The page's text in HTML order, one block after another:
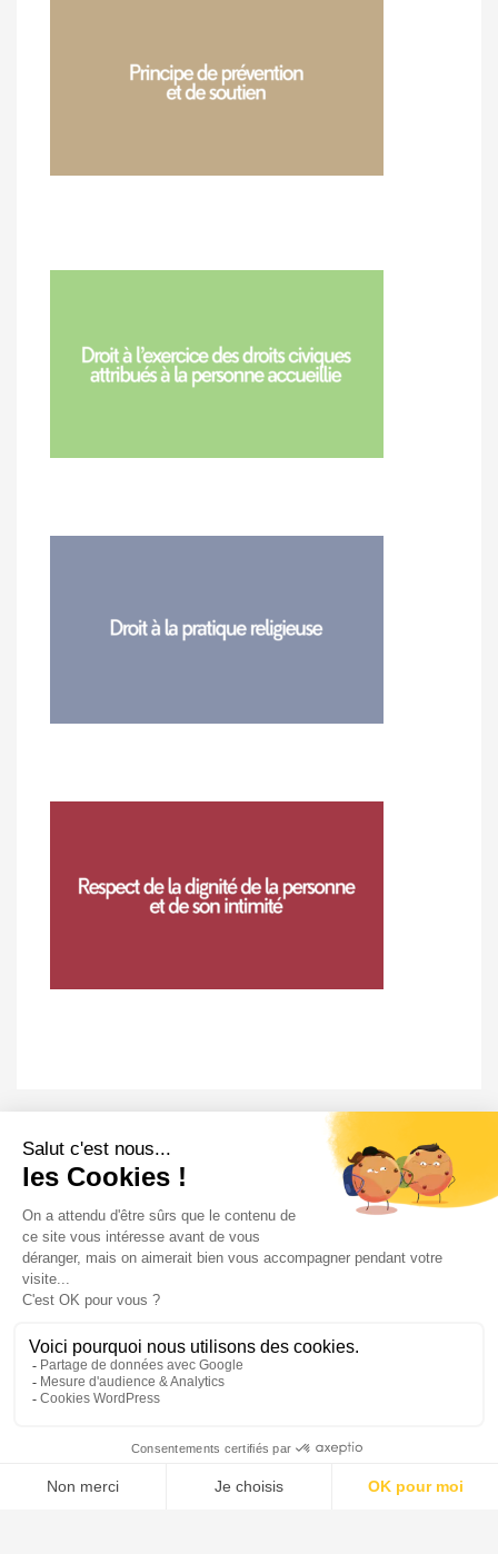
VOS DROITS
Acséa
1 impasse des Ormes
CS 80070
14200 Hérouville-Saint-Clair
Tél. : 02 31 47 00 00
Fax. : 02 31 47 00 09